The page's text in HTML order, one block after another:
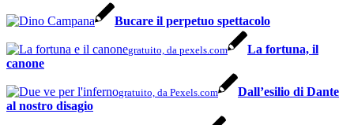
Bucare il perpetuo spettacolo
gratuito, da pexels.com
La fortuna, il
canone
gratuito, da Pexels.com
Dall’esilio di Dante
al nostro disagio